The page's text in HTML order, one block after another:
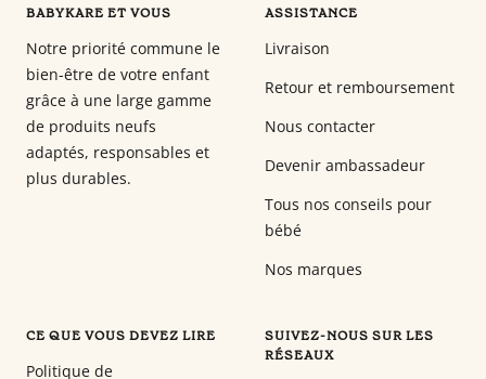
BABYKARE ET VOUS
Notre priorité commune le
bien-être de votre enfant
grâce à une large gamme
de produits neufs
adaptés, responsables et
plus durables.
ASSISTANCE
Livraison
Retour et remboursement
Nous contacter
Devenir ambassadeur
Tous nos conseils pour
bébé
Nos marques
CE QUE VOUS DEVEZ LIRE
Politique de
SUIVEZ-NOUS SUR LES
RÉSEAUX